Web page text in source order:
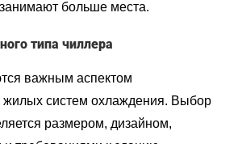
больше места.
типа чиллера
важным аспектом
жилых систем охлаждения. Выбор
размером, дизайном,